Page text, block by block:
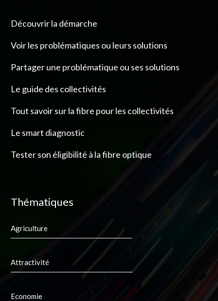
Découvrir la démarche
Voir les problématiques ou leurs solutions
Partager une problématique ou ses solutions
Le guide des collectivités
Tout savoir sur la fibre pour les collectivités
Le smart diagnostic
Tester son éligibilité à la fibre optique
Thématiques
Agriculture
Attractivité
Economie